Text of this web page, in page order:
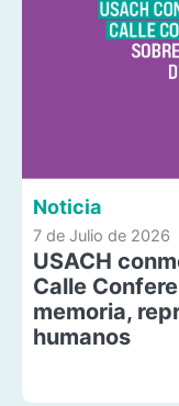
Noticia
7 de Julio de 2026
USACH
Calle
memoria,
humanos